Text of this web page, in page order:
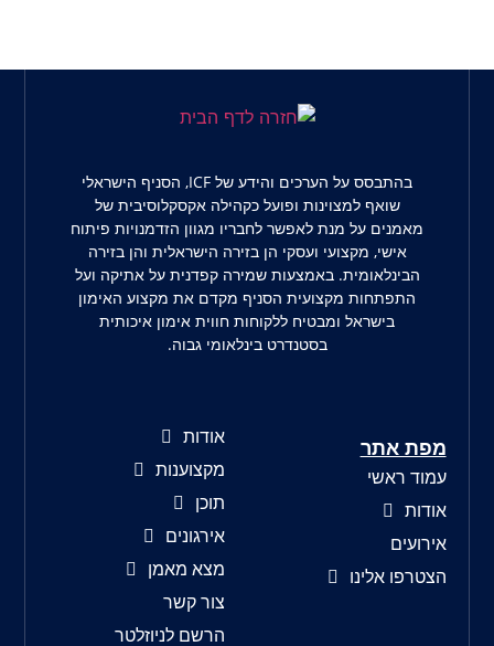
בהתבסס על הערכים והידע של ICF, הסניף הישראלי
שואף למצוינות ופועל כקהילה אקסקלוסיבית של
מאמנים על מנת לאפשר לחבריו מגוון הזדמנויות פיתוח
אישי, מקצועי ועסקי הן בזירה הישראלית והן בזירה
הבינלאומית. באמצעות שמירה קפדנית על אתיקה ועל
התפתחות מקצועית הסניף מקדם את מקצוע האימון
בישראל ומבטיח ללקוחות חווית אימון איכותית
בסטנדרט בינלאומי גבוה.
אתר
ראשי
אלינו
מקצוענות
מצא מאמן
הרשם לניוזלטר